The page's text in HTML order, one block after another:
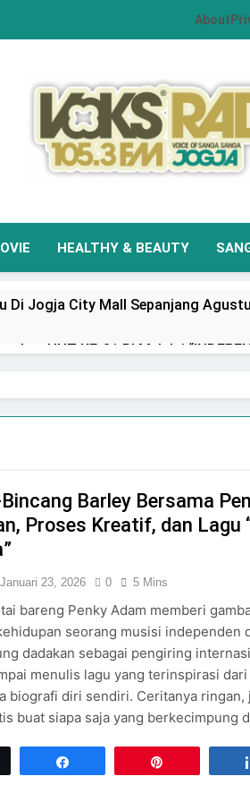
About
VOKS
HEALTHY & BEAUTY
Di Jogja City Mall Sepanjang
HUT KE-81 RI Melalui
Plaza Malioboro Hadirkan
Indonesia Shopping Festival
SHOPPING FESTIVAL 2026
Kemerdekaan RI di Pakuwon Mall
Barley Bersama
Proses Kreatif, dan Lagu
Januari 23, 2026 0 5 Mins
bareng Penky Adam memberi
seorang musisi independen
dadakan sebagai pengiring
menulis lagu yang terinspirasi
biografi diri sendiri. Ceritanya ringan,
buat siapa saja yang berkecimpung